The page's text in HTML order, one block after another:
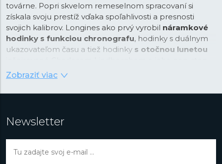
továrne. Popri skvelom remeselnom spracovaní si
získala svoju prestíž vďaka spoľahlivosti a presnosti
svojich kalibrov. Longines ako prvý vyrobil náramkové
hodinky s funkciou chronografu, hodinky s duálnym
ukazovateľom času a tiež hodinky s otočnou lunetou
preletom cez Atlantický oceán. Počas svojej dlhej
histórie sa značka etablovala v odvetví presného
merania času vo svete športu a v letectve. Značka
Amelie Earhart, oceánológ Jaques Piccard známy
priekopy alebo Albert Einstein, ktorého značka s
okrídlenými hodinami v logu veľmi často sprevádzala.
Zobraziť viac
Newsletter